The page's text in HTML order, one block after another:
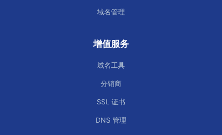
域名管理
增值服务
域名工具
分销商
SSL 证书
DNS 管理